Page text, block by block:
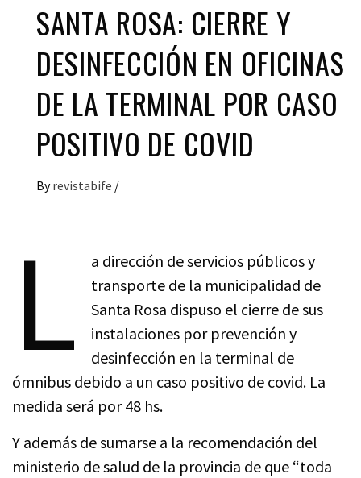
SANTA ROSA: CIERRE Y
DESINFECCIÓN EN OFICINAS
DE LA TERMINAL POR CASO
POSITIVO DE COVID
By revistabife /
L
a dirección de servicios públicos y
transporte de la municipalidad de
Santa Rosa dispuso el cierre de sus
instalaciones por prevención y
desinfección en la terminal de
ómnibus debido a un caso positivo de covid. La
medida será por 48 hs.
Y además de sumarse a la recomendación del
ministerio de salud de la provincia de que “toda